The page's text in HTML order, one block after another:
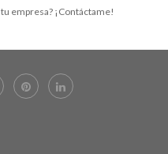
empresa? ¡Contáctame!